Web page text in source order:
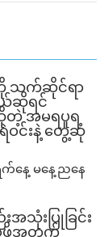
သက်ဆိုင်ရာ
ဆိုရင်
တဲ့ အမရပူရ
ရဲဝင်းနဲ့ တွေ့ဆုံ
က်နေ့ မနေ့ညနေ
သုံးပြုခြင်း
ေဖို့အတွက်